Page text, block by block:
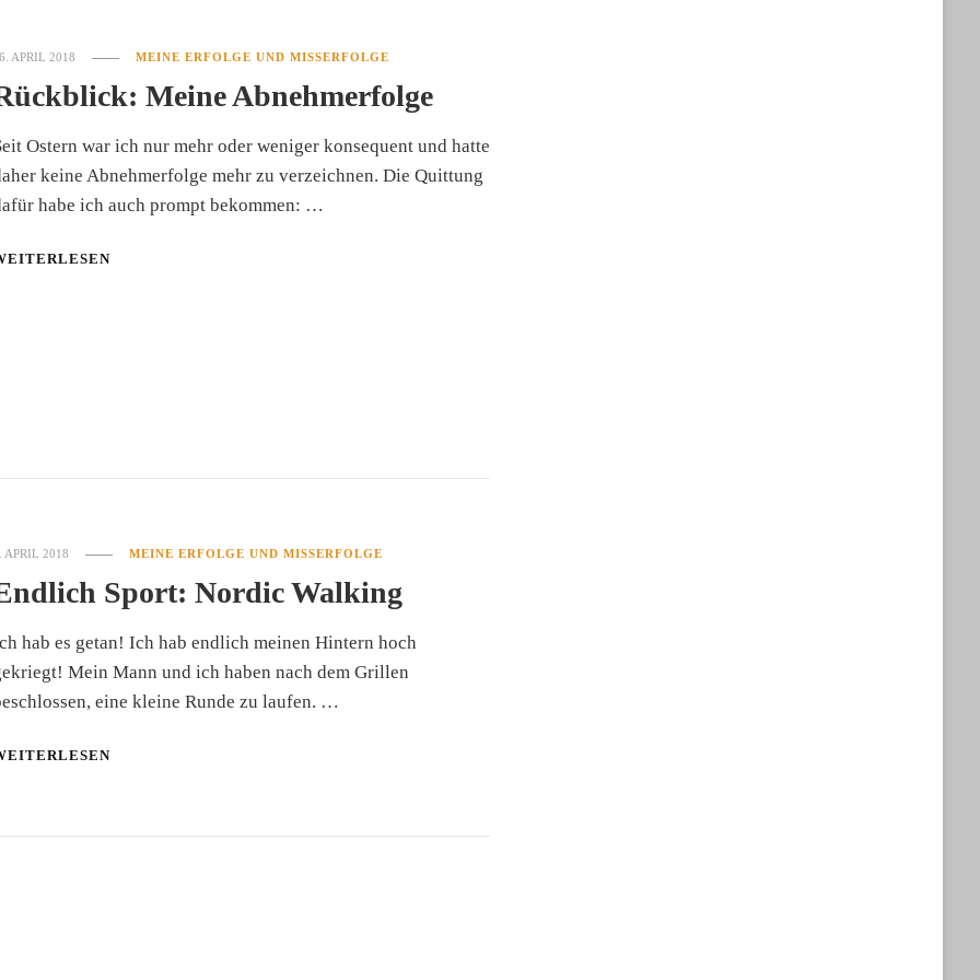
APRIL 2018 MEINE ERFOLGE UND MISSERFOLGE
Meine Abnehmerfolge
Ostern war ich nur mehr oder weniger konsequent und hatte
keine Abnehmerfolge mehr zu verzeichnen. Die Quittung
habe ich auch prompt bekommen: …
APRIL 2018 MEINE ERFOLGE UND MISSERFOLGE
Sport: Nordic Walking
hab es getan! Ich hab endlich meinen Hintern hoch
Mein Mann und ich haben nach dem Grillen
eine kleine Runde zu laufen. …